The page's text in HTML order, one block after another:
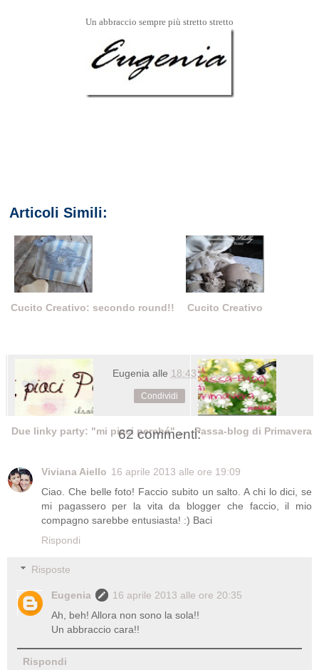
Un abbraccio sempre più stretto stretto
Articoli Simili:
Cucito Creativo: secondo round!! Cucito Creativo
Due linky party: "mi piaci perché" ... Passa-blog di Primavera
Eugenia alle 18:43
Condividi
62 commenti:
Viviana Aiello 16 aprile 2013 alle ore 19:09
Ciao. Che belle foto! Faccio subito un salto. A chi lo dici, se
mi pagassero per la vita da blogger che faccio, il mio
compagno sarebbe entusiasta! :) Baci
Rispondi
Risposte
Eugenia
16 aprile 2013 alle ore 20:35
Ah, beh! Allora non sono la sola!!
Un abbraccio cara!!
Rispondi